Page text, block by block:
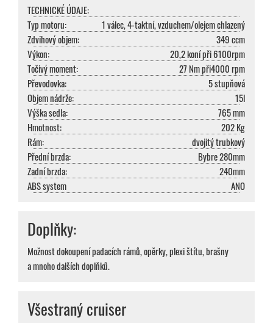
Všestraný cruiser
Doplňky:
Možnost dokoupení padacích rámů, opěrky, plexi štítu, brašny
a mnoho dalších doplňků.
TECHNICKÉ ÚDAJE:
Typ motoru:
1 válec, 4-taktní, vzduchem/olejem chlazený
Zdvihový objem:
349 ccm
Výkon:
20,2 koní při 6100rpm
Točivý moment:
27 Nm při4000 rpm
Převodovka:
5 stupňová
Objem nádrže:
15l
Výška sedla:
765 mm
Hmotnost:
202 Kg
Rám:
dvojitý trubkový
Přední brzda:
Bybre 280mm
Zadní brzda:
240mm
ABS system
ANO